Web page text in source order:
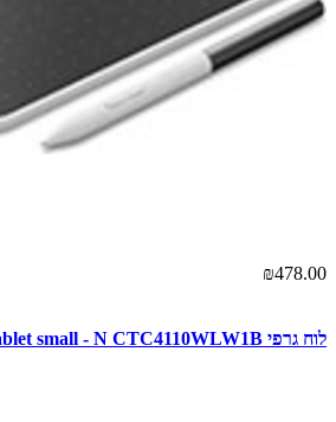
₪478.00
לוח גרפי Wacom One pen tablet small - N CTC4110WLW1B